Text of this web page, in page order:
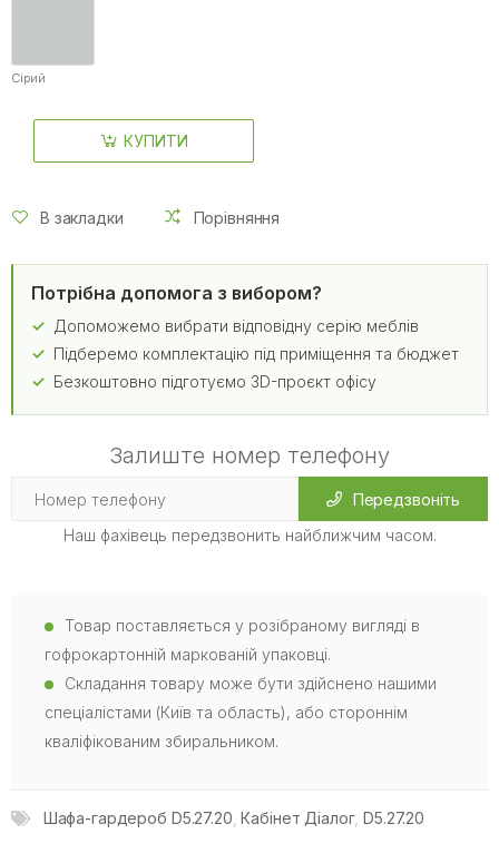
Сірий
КУПИТИ
В закладки Порівняння
Потрібна допомога з вибором?
Допоможемо вибрати відповідну серію меблів
Підберемо комплектацію під приміщення та бюджет
Безкоштовно підготуємо 3D-проєкт офісу
Залиште номер телефону
Передзвоніть
Наш фахівець передзвонить найближчим часом.
Товар поставляється у розібраному вигляді в
гофрокартонній маркованій упаковці.
Складання товару може бути здійснено нашими
спеціалістами (Київ та область), або стороннім
кваліфікованим збиральником.
Шафа-гардероб D5.27.20 ,Кабінет Діалог,D5.27.20